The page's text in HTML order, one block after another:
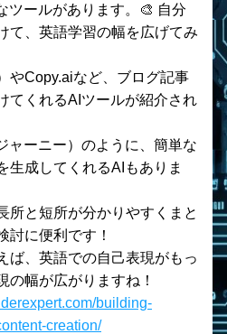
ツールがあります。🎨 自分
て、英語学習の幅を広げてみ
てくれるAIツールが紹介され
生成してくれるAIもありま
討に便利です！
の幅が広がりますね！
building-
creation/